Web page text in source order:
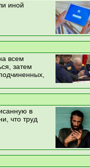
иной
всем
затем
в
что труд